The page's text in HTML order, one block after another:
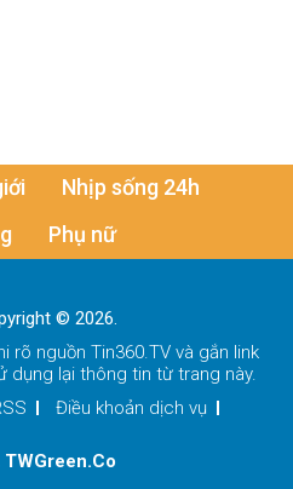
Nhịp sống 24h
Phụ nữ
© 2026.
rõ nguồn Tin360.TV và gắn link
dụng lại thông tin từ trang này.
Điều khoản dịch vụ
TWGreen.Co